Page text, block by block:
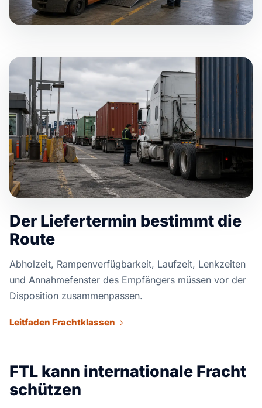
Der Liefertermin bestimmt die
Route
Abholzeit, Rampenverfügbarkeit, Laufzeit, Lenkzeiten
und Annahmefenster des Empfängers müssen vor der
Disposition zusammenpassen.
Leitfaden Frachtklassen
FTL kann internationale Fracht
schützen